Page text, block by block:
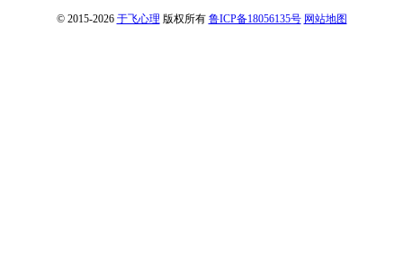
© 2015-2026 于飞心理 版权所有 鲁ICP备18056135号 网站地图